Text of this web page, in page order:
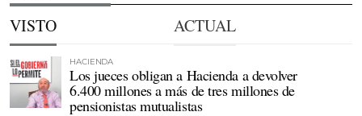
VISTO ACTUAL
HACIENDA
Los jueces obligan a Hacienda a devolver
6.400 millones a más de tres millones de
pensionistas mutualistas